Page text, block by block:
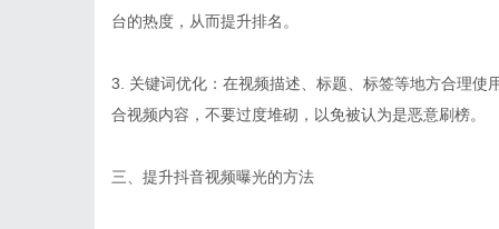
台的热度，从而提升排名。
3. 关键词优化：在视频描述、标题、标签等地方合理
合视频内容，不要过度堆砌，以免被认为是恶意刷榜。
三、提升抖音视频曝光的方法